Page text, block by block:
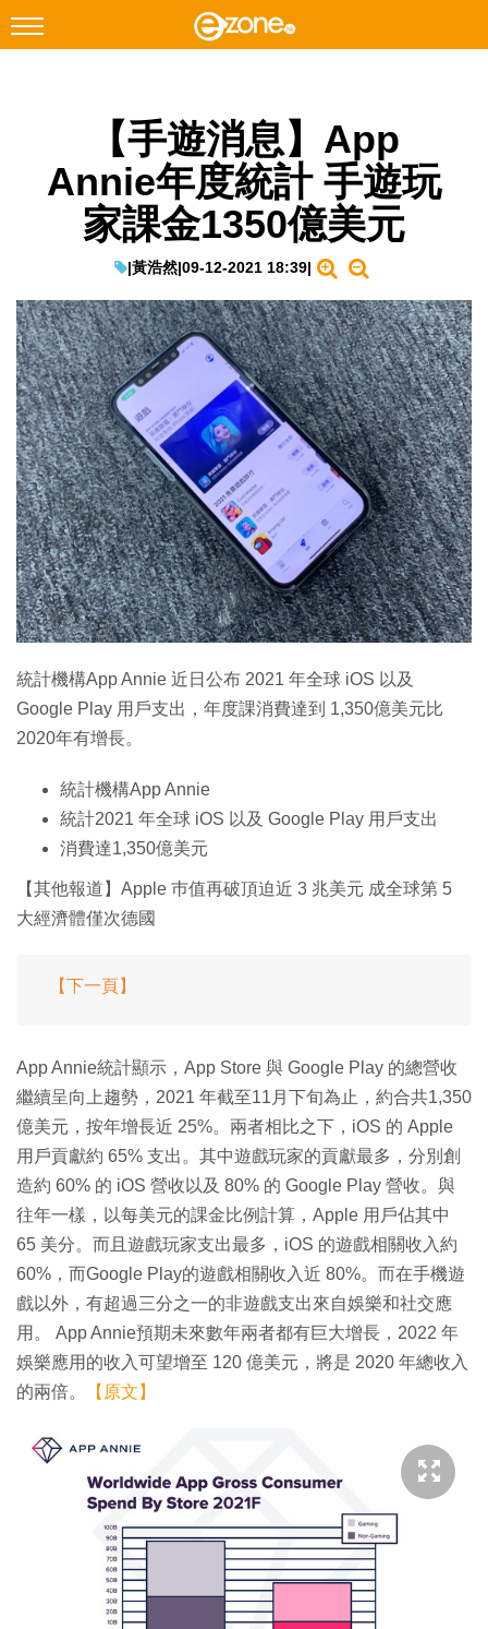
Instagram
科技焦點
教學評測
EduTech
IT Times
生成式AI與雲端應用
Enterprise Digital Transformation
特集
【手遊消息】App
Annie年度統計 手遊玩
家課金1350億美元
|黃浩然|09-12-2021 18:39|
統計機構App Annie 近日公布 2021 年全球 iOS 以及
Google Play 用戶支出，年度課消費達到 1,350億美元比
2020年有增長。
統計機構App Annie
統計2021 年全球 iOS 以及 Google Play 用戶支出
消費達1,350億美元
【其他報道】Apple 巿值再破頂迫近 3 兆美元 成全球第 5
大經濟體僅次德國
【下一頁】
App Annie統計顯示，App Store 與 Google Play 的總營收
繼續呈向上趨勢，2021 年截至11月下旬為止，約合共1,350
億美元，按年增長近 25%。兩者相比之下，iOS 的 Apple
用戶貢獻約 65% 支出。其中遊戲玩家的貢獻最多，分別創
造約 60% 的 iOS 營收以及 80% 的 Google Play 營收。與
往年一樣，以每美元的課金比例計算，Apple 用戶佔其中
65 美分。而且遊戲玩家支出最多，iOS 的遊戲相關收入約
60%，而Google Play的遊戲相關收入近 80%。而在手機遊
戲以外，有超過三分之一的非遊戲支出來自娛樂和社交應
用。 App Annie預期未來數年兩者都有巨大增長，2022 年
娛樂應用的收入可望增至 120 億美元，將是 2020 年總收入
的兩倍。
【原文】